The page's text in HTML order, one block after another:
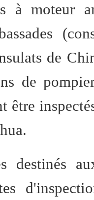
à moteur
de
de
être
destinés